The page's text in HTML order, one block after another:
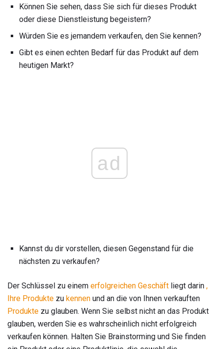
Können Sie sehen, dass Sie sich für dieses Produkt
oder diese Dienstleistung begeistern?
Würden Sie es jemandem verkaufen, den Sie kennen?
Gibt es einen echten Bedarf für das Produkt auf dem
heutigen Markt?
ad
Kannst du dir vorstellen, diesen Gegenstand für die
nächsten zu verkaufen?
Der Schlüssel zu einem erfolgreichen Geschäft liegt darin ,
Ihre Produkte zu kennen und an die von Ihnen verkauften
Produkte zu glauben. Wenn Sie selbst nicht an das Produkt
glauben, werden Sie es wahrscheinlich nicht erfolgreich
verkaufen können. Halten Sie Brainstorming und Sie finden